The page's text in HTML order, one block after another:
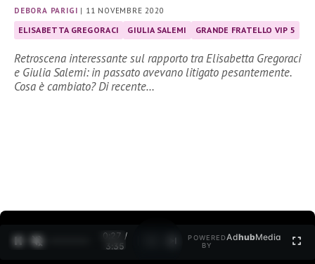
DEBORA PARIGI | 11 NOVEMBRE 2020
ELISABETTA GREGORACI GIULIA SALEMI GRANDE FRATELLO VIP 5
Retroscena interessante sul rapporto tra Elisabetta Gregoraci
e Giulia Salemi: in passato avevano litigato pesantemente.
Cosa è cambiato? Di recente…
0:27 /
3:35
POWERED
BY
AdhubMedia